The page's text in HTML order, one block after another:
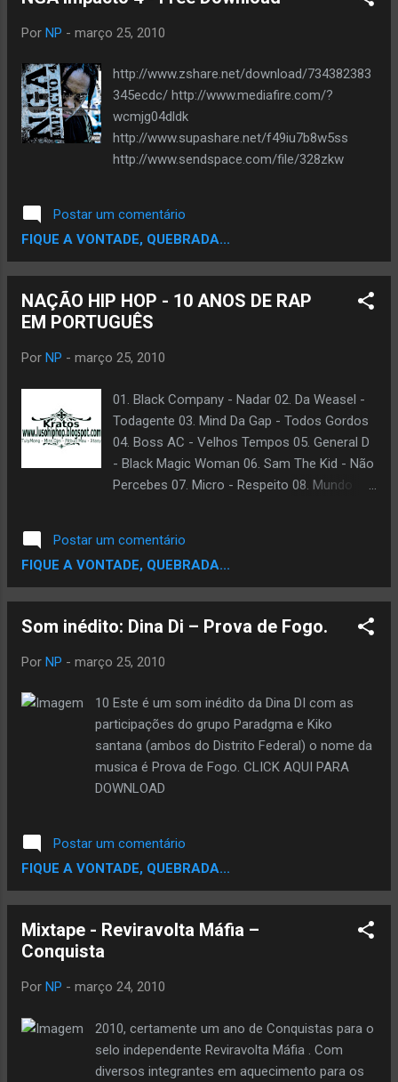
músicas do seu primeiro trabalho, feitas em
diferentes versões por outros produtores. Uma
trabalho de alguns dos principais produtores do
Brasil. Após divulgar o Inquilinus Remixado pelo
Brasil, o Inquilinus pretende concentrar os
trabalhos na produção de um novo disco com
músicas inéditas. O grupo já está em estúdio
Por NP - março 25, 2010
http://www.zshare.net/download/734382383
345ecdc/ http://www.mediafire.com/?
wcmjg04dldk
http://www.supashare.net/f49iu7b8w5ss
http://www.sendspace.com/file/328zkw
Postar um comentário
FIQUE A VONTADE, QUEBRADA...
NAÇÃO HIP HOP - 10 ANOS DE RAP
EM PORTUGUÊS
Por NP - março 25, 2010
01. Black Company - Nadar 02. Da Weasel -
Todagente 03. Mind Da Gap - Todos Gordos
04. Boss AC - Velhos Tempos 05. General D
- Black Magic Woman 06. Sam The Kid - Não
Percebes 07. Micro - Respeito 08. Mundo
Remix] 11. Líderes da Nova Mensagem -
Stop 12. Chullage - Mulher da Minha Vida 13.
Ace - Só Posso Ser Eu 14. Fuse - Prémio
- Isto é Perigo 17. Valete - Nossos Tempos
|| Download ||
Postar um comentário
FIQUE A VONTADE, QUEBRADA...
Som inédito: Dina Di – Prova de Fogo.
Por NP - março 25, 2010
10 Este é um som inédito da Dina DI com as
participações do grupo Paradgma e Kiko
santana (ambos do Distrito Federal) o nome da
musica é Prova de Fogo. CLICK AQUI PARA
DOWNLOAD
Postar um comentário
FIQUE A VONTADE, QUEBRADA...
Mixtape - Reviravolta Máfia –
Conquista
Por NP - março 24, 2010
2010, certamente um ano de Conquistas para o
selo independente Reviravolta Máfia . Com
diversos integrantes em aquecimento para os